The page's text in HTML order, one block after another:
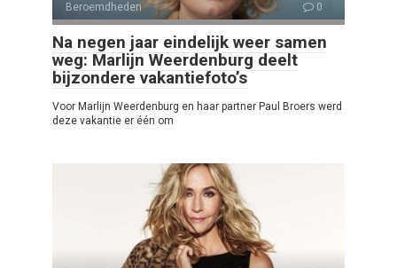
Beroemdheden 0
Na negen jaar eindelijk weer samen
weg: Marlijn Weerdenburg deelt
bijzondere vakantiefoto’s
Voor Marlijn Weerdenburg en haar partner Paul Broers werd
deze vakantie er één om